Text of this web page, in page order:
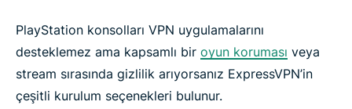
PlayStation konsolları VPN uygulamalarını
desteklemez ama kapsamlı bir oyun koruması veya
stream sırasında gizlilik arıyorsanız ExpressVPN’in
çeşitli kurulum seçenekleri bulunur.